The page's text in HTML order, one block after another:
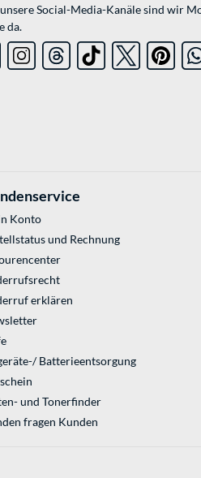
Social-Media-Kanäle sind wir
da.
Konto
und Rechnung
erklären
Batterieentsorgung
und Tonerfinder
fragen Kunden